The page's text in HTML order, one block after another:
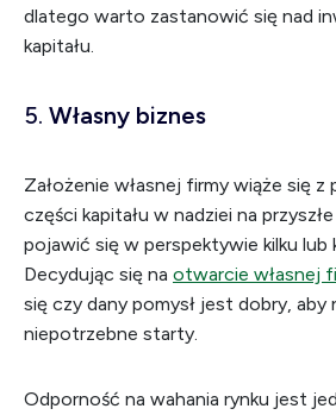
dlatego warto zastanowić się nad
kapitału.
5. Własny biznes
Założenie własnej firmy wiąże się z
części kapitału w nadziei na
pojawić się w perspektywie kilku lub
Decydując się na otwarcie własnej
się czy dany pomysł jest dobry, aby
niepotrzebne starty.
Odporność na wahania rynku jest